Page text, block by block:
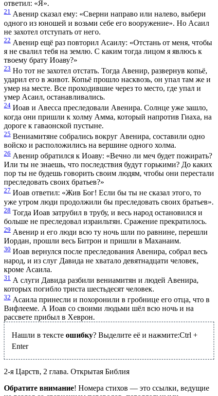
ответил: «Я».
21 Авенир сказал ему: «Сверни направо или налево, выбери
одного из юношей и возьми себе его вооружение». Но Асаил
не захотел отступать от него.
22 Авенир ещё раз повторил Асаилу: «Отстань от меня, чтобы
я не свалил тебя на землю. С каким тогда лицом я явлюсь к
твоему брату Иоаву?»
23 Но тот не захотел отстать. Тогда Авенир, развернув копьё,
ударил его в живот. Копьё прошло насквозь, он упал там же и
умер на месте. Все проходившие через то место, где упал и
умер Асаил, останавливались.
24 Иоав и Авесса преследовали Авенира. Солнце уже зашло,
когда они пришли к холму Амма, который напротив Гиаха, на
дороге к гаваонской пустыне.
25 Вениамитяне собрались вокруг Авенира, составили одно
войско и расположились на вершине одного холма.
26 Авенир обратился к Иоаву: «Вечно ли меч будет пожирать?
Или ты не знаешь, что последствия будут горькими? До каких
пор ты не будешь говорить своим людям, чтобы они перестали
преследовать своих братьев?»
27 Иоав ответил: «Жив Бог! Если бы ты не сказал этого, то
уже утром люди продолжили бы преследовать своих братьев».
28 Тогда Иоав затрубил в трубу, и весь народ остановился и
больше не преследовал израильтян. Сражение прекратилось.
29 Авенир и его люди всю ту ночь шли по равнине, перешли
Иордан, прошли весь Битрон и пришли в Маханаим.
30 Иоав вернулся после преследования Авенира, собрал весь
народ, и из слуг Давида не хватало девятнадцати человек,
кроме Асаила.
31 А слуги Давида разбили вениамитян и людей Авенира,
которых погибло триста шестьдесят человек.
32 Асаила принесли и похоронили в гробнице его отца, что в
Вифлееме. А Иоав со своими людьми шёл всю ночь и на
рассвете прибыл в Хеврон.
Нашли в тексте ошибку? Выделите её и нажмите:Ctrl +
Enter
2-я Царств, 2 глава. Открытая Библия
Обратите внимание! Номера стихов — это ссылки, ведущие